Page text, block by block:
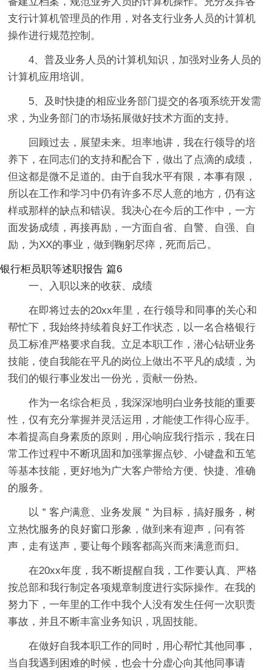
支行计算机管理员的作用，对各支行业务人员的计算机
操作进行规范控制。
4、普及业务人员的计算机知识，加强对业务人员的
计算机应用培训。
5、及时快捷的相应业务部门提交的各项系统开发需
求，为业务部门的市场拓展做好技术方面的支持。
回顾过去，展望未来。坦率地讲，我在行领导的培
养下，在同志们的支持和配合下，做出了点滴的成绩，
但这都是微不足道的。由于自我水平有限，本事有限，
所以在工作和学习中仍有许多不尽人意的地方，仍有这
样或那样的缺点和错误。我决心在今后的工作中，一方
面发扬成绩，再接再励，一方面自省、自警、自强、自
励，为XX的事业，做到鞠躬尽瘁，死而后己。
银行柜员职等述职报告 篇6
一、入职以来的收获、成绩
在即将过去的20xx年里，在行领导和同事的关心和
帮忙下，我始终持续着良好工作状态，以一名合格银行
员工标准严格要求自我。立足本职工作，潜心钻研业务
技能，使自我能在平凡的岗位上做出不平凡的成绩，为
我们的银行事业发出一份光，贡献一份热。
作为一名综合柜员，我深深地明白业务技能的重要
性，仅有充分掌握并灵活运用，才能使工作得心应手。
本着提高自身素质的原则，用心响应我行指示，我在日
常工作过程中不断巩固和加强掌握点钞、小键盘和五笔
等基本技能，更好地为广大客户带给方便、快捷、准确
的服务。
以＂客户满意、业务发展＂为目标，搞好服务，树
立热忱服务的良好窗口形象，做到来有迎声，问有答
声，走有送声，要让每个顾客都高兴而来满意而归。
在20xx年度，我不断提醒自我，工作要认真、严格
按总部和我行制定各项规章制度进行实际操作。在我的
努力下，一年里的工作中我个人没有发生任何一次职责
事故，并且不断丰富业务知识，巩固技能。
在做好自我本职工作的同时，用心帮忙其他同事，
当自我遇到困难的时候，也会十分虚心向其他同事请